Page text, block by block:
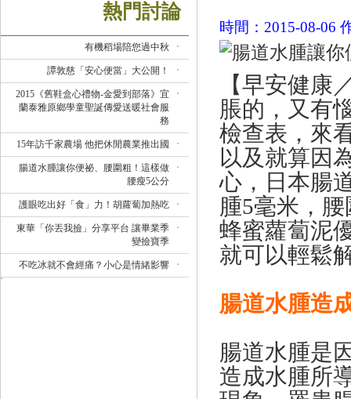
熱門討論
有機稻場陪您過中秋
譚敦慈「安心便當」大公開！
2015《舊鞋盒心禮物-金愛到部落》宜
蘭泰雅原鄉學童聖誕傳愛送暖社會服
務
15年訪千家農場 他把休閒農業推出國
腸道水腫讓你便祕、腰圍粗！這樣做
腰瘦5公分
護眼吃出好「食」力！胡蘿蔔加熱吃
東華「你丟我撿」分享平台 讓畢業季
變撿寶季
不吃冰就不會經痛？小心是情緒影響
時間：2015-08-06
【早安健康
脹的，又有
檢查表，來
以及就算因
心，日本腸
腫5毫米，
蜂蜜蘿蔔泥
就可以輕鬆
腸道水腫造
腸道水腫是
造成水腫所